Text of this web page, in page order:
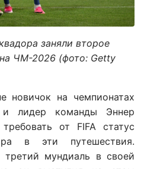
заняли второе
ЧМ-2026 (фото: Getty
новичок на чемпионатах
лидер команды Эннер
от FIFA статус
в эти путешествия.
мундиаль в своей